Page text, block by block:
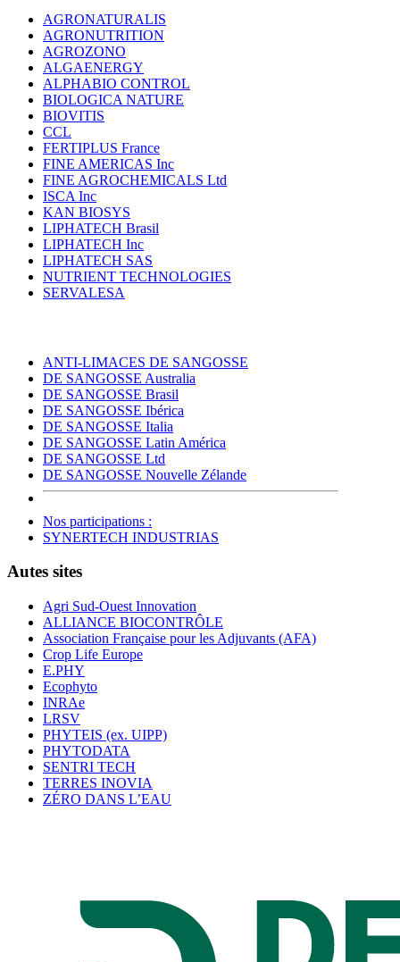
AGRONATURALIS
AGRONUTRITION
AGROZONO
ALGAENERGY
ALPHABIO CONTROL
BIOLOGICA NATURE
BIOVITIS
CCL
FERTIPLUS France
FINE AMERICAS Inc
FINE AGROCHEMICALS Ltd
ISCA Inc
KAN BIOSYS
LIPHATECH Brasil
LIPHATECH Inc
LIPHATECH SAS
NUTRIENT TECHNOLOGIES
SERVALESA
ANTI-LIMACES DE SANGOSSE
DE SANGOSSE Australia
DE SANGOSSE Brasil
DE SANGOSSE Ibérica
DE SANGOSSE Italia
DE SANGOSSE Latin América
DE SANGOSSE Ltd
DE SANGOSSE Nouvelle Zélande
Nos participations :
SYNERTECH INDUSTRIAS
Autes sites
Agri Sud-Ouest Innovation
ALLIANCE BIOCONTRÔLE
Association Française pour les Adjuvants (AFA)
Crop Life Europe
E.PHY
Ecophyto
INRAe
LRSV
PHYTEIS (ex. UIPP)
PHYTODATA
SENTRI TECH
TERRES INOVIA
ZÉRO DANS L’EAU